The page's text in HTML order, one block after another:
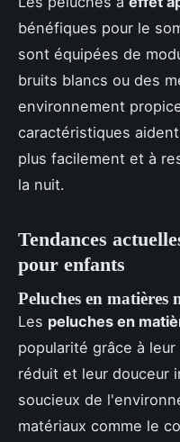
bénéfiques pour le
sont équipées de
bruits blancs ou des
environnement
caractéristiques
plus facilement et à
la nuit.
Tendances
pour enfants
Peluches en
Les peluches en
popularité grâce à
réduit et leur douceur
soucieux de
matériaux comme le